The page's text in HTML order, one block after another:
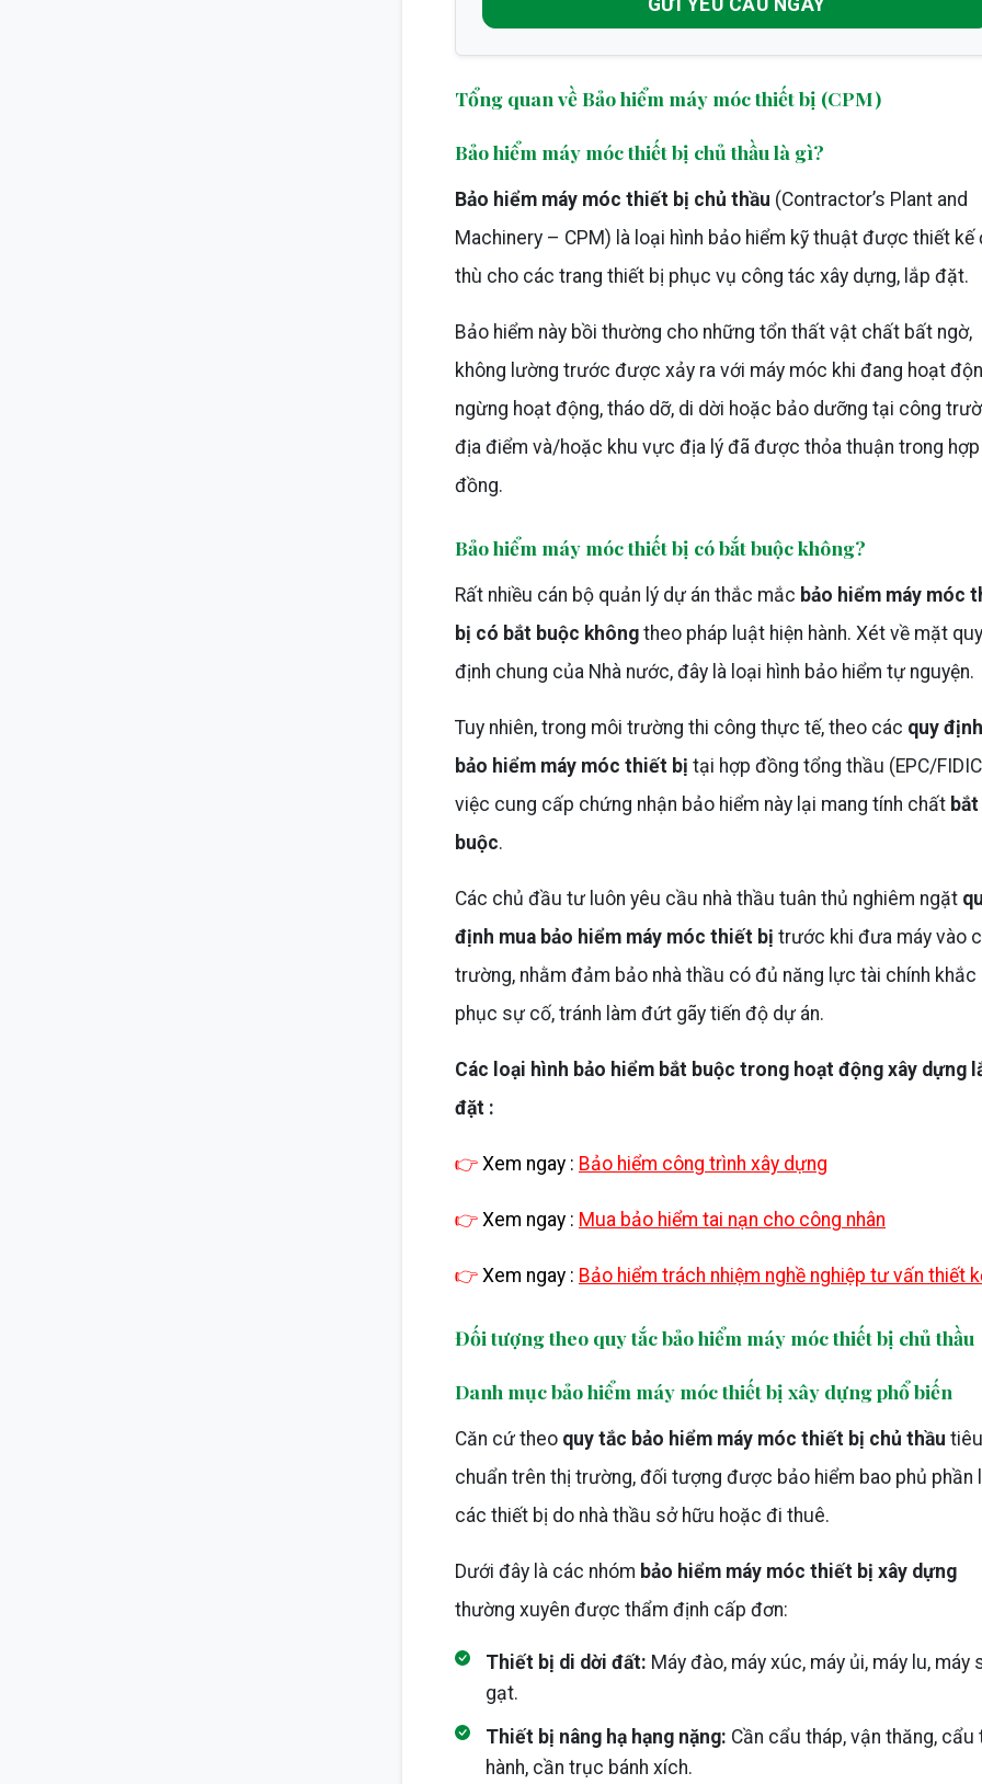
Tổng quan về Bảo hiểm máy móc thiết bị (CPM)
Bảo hiểm máy móc thiết bị chủ thầu là gì?
Bảo hiểm máy móc thiết bị chủ thầu (Contractor’s Plant and
Machinery – CPM) là loại hình bảo hiểm kỹ thuật được thiết kế
thù cho các trang thiết bị phục vụ công tác xây dựng, lắp đặt.
Bảo hiểm này bồi thường cho những tổn thất vật chất bất ngờ,
không lường trước được xảy ra với máy móc khi đang hoạt
ngừng hoạt động, tháo dỡ, di dời hoặc bảo dưỡng tại công
địa điểm và/hoặc khu vực địa lý đã được thỏa thuận trong hợp
đồng.
Bảo hiểm máy móc thiết bị có bắt buộc không?
Rất nhiều cán bộ quản lý dự án thắc mắc bảo hiểm máy móc
bị có bắt buộc không theo pháp luật hiện hành. Xét về mặt quy
định chung của Nhà nước, đây là loại hình bảo hiểm tự nguyện.
Tuy nhiên, trong môi trường thi công thực tế, theo các quy
bảo hiểm máy móc thiết bị tại hợp đồng tổng thầu (EPC/
việc cung cấp chứng nhận bảo hiểm này lại mang tính chất bắt
buộc.
Các chủ đầu tư luôn yêu cầu nhà thầu tuân thủ nghiêm ngặt
định mua bảo hiểm máy móc thiết bị trước khi đưa máy vào
trường, nhằm đảm bảo nhà thầu có đủ năng lực tài chính khắc
phục sự cố, tránh làm đứt gãy tiến độ dự án.
Các loại hình bảo hiểm bắt buộc trong hoạt động xây dựng
đặt :
👉 Xem ngay : Bảo hiểm công trình xây dựng
👉 Xem ngay : Mua bảo hiểm tai nạn cho công nhân
👉 Xem ngay : Bảo hiểm trách nhiệm nghề nghiệp tư vấn thiết
Đối tượng theo quy tắc bảo hiểm máy móc thiết bị chủ thầu
Danh mục bảo hiểm máy móc thiết bị xây dựng phổ biến
Căn cứ theo quy tắc bảo hiểm máy móc thiết bị chủ thầu tiêu
chuẩn trên thị trường, đối tượng được bảo hiểm bao phủ phần
các thiết bị do nhà thầu sở hữu hoặc đi thuê.
Dưới đây là các nhóm bảo hiểm máy móc thiết bị xây dựng
thường xuyên được thẩm định cấp đơn:
Thiết bị di dời đất: Máy đào, máy xúc, máy ủi, máy lu, máy
gạt.
Thiết bị nâng hạ hạng nặng: Cần cẩu tháp, vận thăng, cẩu
hành, cần trục bánh xích.